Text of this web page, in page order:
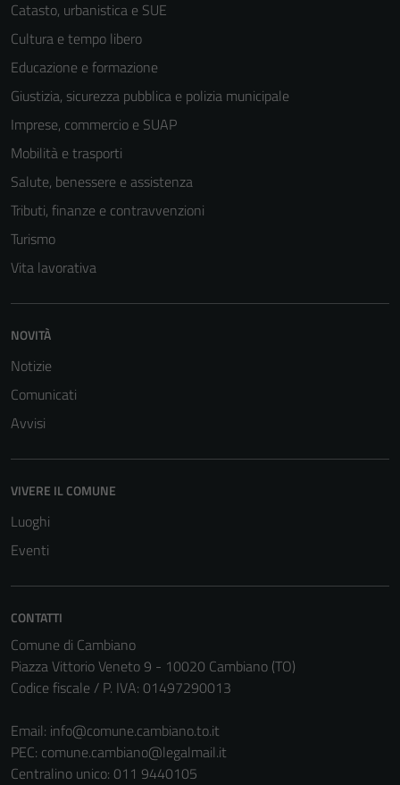
Catasto, urbanistica e SUE
Cultura e tempo libero
Educazione e formazione
Giustizia, sicurezza pubblica e polizia municipale
Imprese, commercio e SUAP
Mobilità e trasporti
Salute, benessere e assistenza
Tributi, finanze e contravvenzioni
Turismo
Vita lavorativa
NOVITÀ
Notizie
Comunicati
Avvisi
VIVERE IL COMUNE
Luoghi
Eventi
CONTATTI
Comune di Cambiano
Piazza Vittorio Veneto 9 - 10020 Cambiano (TO)
Codice fiscale / P. IVA: 01497290013
Email: info@comune.cambiano.to.it
PEC: comune.cambiano@legalmail.it
Centralino unico: 011 9440105